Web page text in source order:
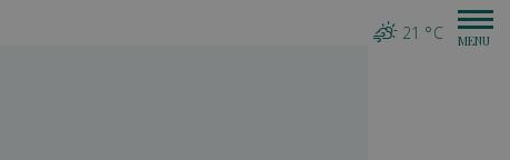
21 °C